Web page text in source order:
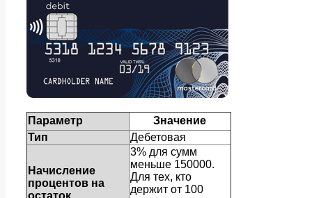
Параметр
Значение
Тип
Дебетовая
Начисление
процентов на
остаток
3% для сумм
меньше 150000.
Для тех, кто
держит от 100